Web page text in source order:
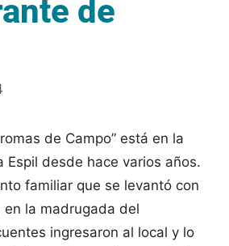
de
de Campo” está en la
Espil desde hace varios años.
familiar que se levantó con
en la madrugada del
ingresaron al local y lo